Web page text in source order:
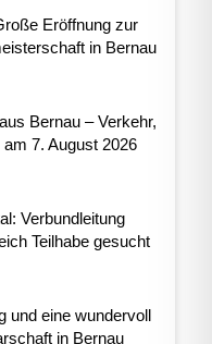
Eröffnung zur
in Bernau
Bernau – Verkehr,
7. August 2026
Verbundleitung
Teilhabe gesucht
und eine wundervoll
in Bernau